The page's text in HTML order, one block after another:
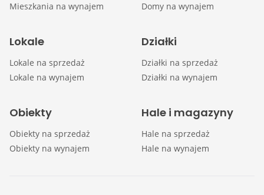
Mieszkania na wynajem
Domy na wynajem
Lokale
Lokale na sprzedaż
Lokale na wynajem
Działki
Działki na sprzedaż
Działki na wynajem
Obiekty
Obiekty na sprzedaż
Obiekty na wynajem
Hale i magazyny
Hale na sprzedaż
Hale na wynajem